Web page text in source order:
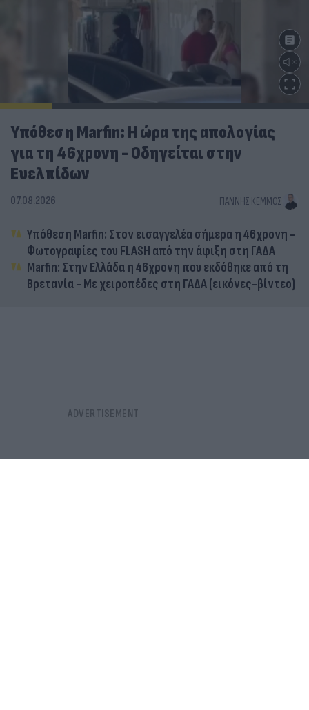
Υπόθεση Marfin: Η ώρα της απολογίας
για τη 46χρονη - Οδηγείται στην
Ευελπίδων
07.08.2026 ΓΙΆΝΝΗΣ ΚΈΜΜΟΣ
Υπόθεση Marfin: Στον εισαγγελέα σήμερα η 46χρονη -
Φωτογραφίες του FLASH από την άφιξη στη ΓΑΔΑ
Marfin: Στην Ελλάδα η 46χρονη που εκδόθηκε από τη
Βρετανία - Με χειροπέδες στη ΓΑΔΑ (εικόνες-βίντεο)